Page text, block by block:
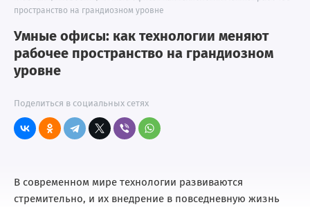
пространство на грандиозном уровне
Умные офисы: как технологии меняют
рабочее пространство на грандиозном
уровне
Поделиться в социальных сетях
В современном мире технологии развиваются
стремительно, и их внедрение в повседневную жизнь